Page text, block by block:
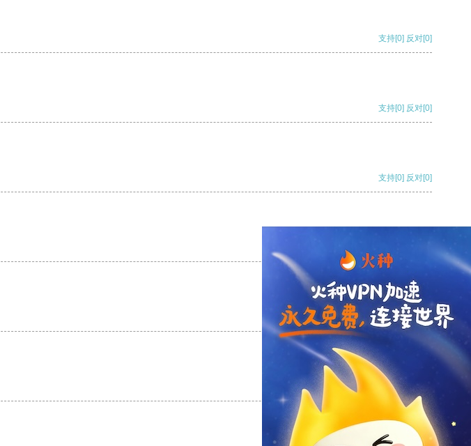
支持[0] 反对[0]
支持[0] 反对[0]
支持[0] 反对[0]
支持 [0] 反对[0]
支持[0] 反对